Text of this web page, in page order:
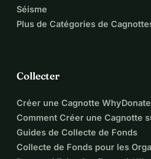
Séisme
Plus de Catégories de
Collecter
Créer une Cagnotte WhyDonate
Comment Créer une Cagnotte
Guides de Collecte de Fonds
Collecte de Fonds pour les